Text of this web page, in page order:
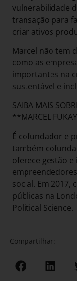
vulnerabilidade
transação para
criar ativos
Marcel não tem
como as
importantes na
sustentável e
SAIBA MAIS
**MARCEL
É cofundador e
também
oferece gestão
social. Em 2017,
públicas na
Political Science.
Compartilhar: